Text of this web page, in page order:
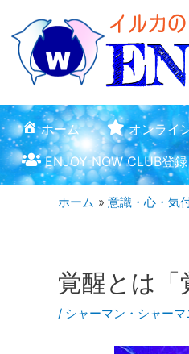
ホーム オンライ
ENJOY NOW CLUB登録
ホーム 意識・心・気
覚醒とは「
/ シャーマン・シャーマ